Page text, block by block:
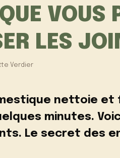
VOUS
LES
Verdier
nettoie et
minutes.
Le secret des